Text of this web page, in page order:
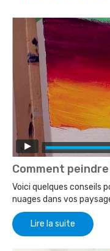
Comment
Voici quelques conseils
nuages dans vos
Lire la suite